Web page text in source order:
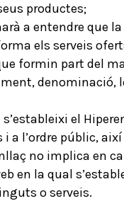
productes;
a entendre que la
els serveis
formin part del
denominació,
s’estableixi el
a l’ordre públic,
no implica en cap
en la qual
o serveis.